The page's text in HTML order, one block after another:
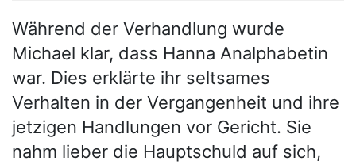
Während der Verhandlung wurde
Michael klar, dass Hanna Analphabetin
war. Dies erklärte ihr seltsames
Verhalten in der Vergangenheit und ihre
jetzigen Handlungen vor Gericht. Sie
nahm lieber die Hauptschuld auf sich,